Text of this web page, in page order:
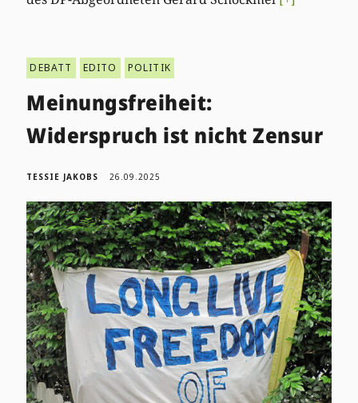
DEBATT EDITO POLITIK
Meinungsfreiheit:
Widerspruch ist nicht Zensur
TESSIE JAKOBS 26.09.2025